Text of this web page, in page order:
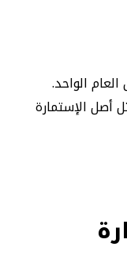
الواحد.
أصل الإستمارة